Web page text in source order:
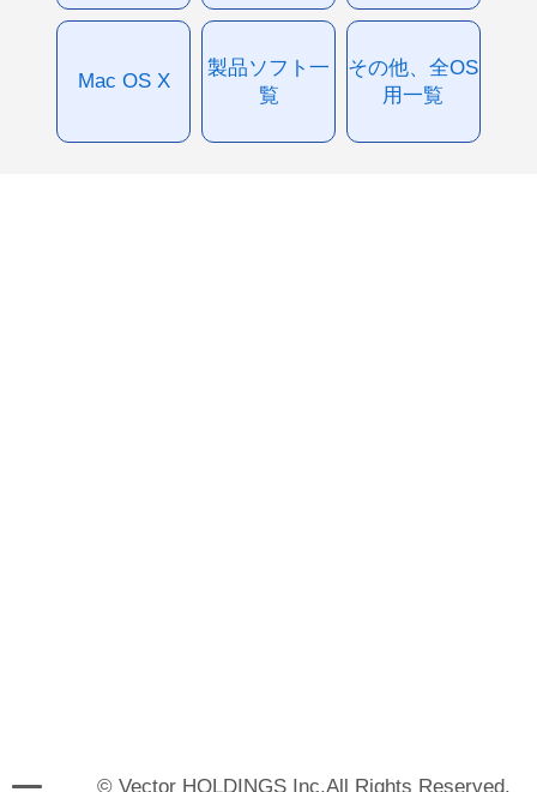
Mac OS X
製品ソフト一
覧
その他、全OS
用一覧
© Vector HOLDINGS Inc.All Rights Reserved.